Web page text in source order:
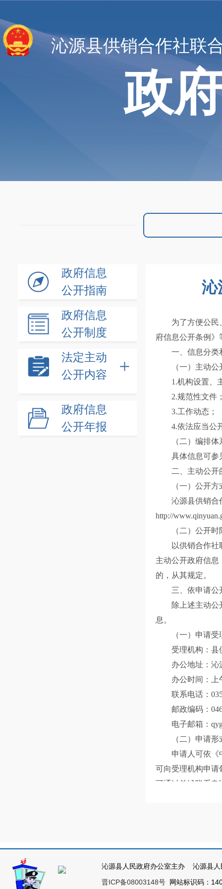
沁源县供销合作社联
政
政府信息
公开指南
政府信息
公开制度
法定主动
公开内容
政府信息
公开年报
沁
为了方便公民
府信息公开条例
一、信息分类
（一）主动
1.机构设置、
2.规范性文件
3.工作动态；
4.依法应当公
（二）编排体
具体信息可参
二、主动公开
（一）公开方
沁源县供销合
http://
（二）公开时
以供销合作
主动公开政府信
的，从其规定。
三、依申请公
除上述主动
息。
（一）申请
受理机构：县
办公地址：沁
办公时间：
联系电话：
邮政编码：
电子邮箱：
（二）申请形
申请人可依《
可向受理机构申请
可通过前述联系电
沁源县人民政府办公室主办 沁源县
晋ICP备08003148号 网站标识码：